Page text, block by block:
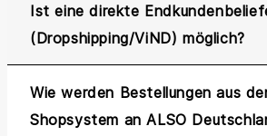
Ist eine direkte
(Dropshipping/ViND) möglich?
Wie werden Bestellungen aus
Shopsystem an ALSO